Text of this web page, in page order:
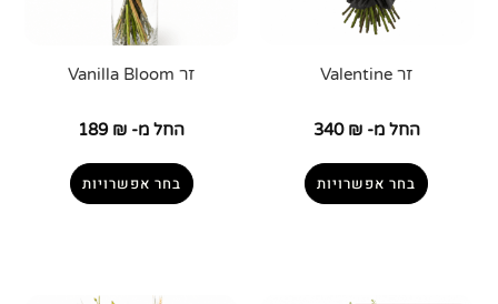
זר Valentine
החל מ- 340 ₪
בחר אפשרויות
זר Vanilla Bloom
החל מ- 189 ₪
בחר אפשרויות